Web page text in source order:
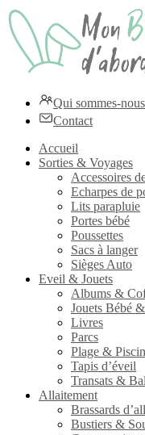
Qui sommes-
Contact
Accueil
Sorties & Voyages
Accessoires
Echarpes de
Lits parapluie
Portes bébé
Poussettes
Sacs à langer
Sièges Auto
Eveil & Jouets
Albums &
Jouets Bébé
Livres
Parcs
Plage &
Tapis d’éveil
Transats &
Allaitement
Brassards
Bustiers &